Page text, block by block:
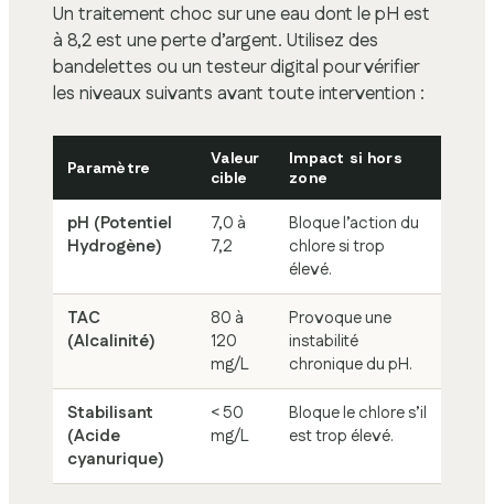
Un traitement choc sur une eau dont le pH est
à 8,2 est une perte d’argent. Utilisez des
bandelettes ou un testeur digital pour vérifier
les niveaux suivants avant toute intervention :
Paramètre
Valeur
cible
Impact si hors
zone
pH (Potentiel
Hydrogène)
7,0 à
7,2
Bloque l’action du
chlore si trop
élevé.
TAC
(Alcalinité)
80 à
120
mg/L
Provoque une
instabilité
chronique du pH.
Stabilisant
(Acide
cyanurique)
< 50
mg/L
Bloque le chlore s’il
est trop élevé.